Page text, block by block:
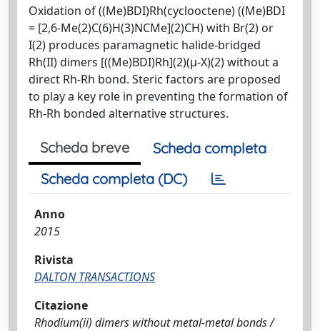
Oxidation of ((Me)BDI)Rh(cyclooctene) ((Me)BDI
= [2,6-Me(2)C(6)H(3)NCMe](2)CH) with Br(2) or
I(2) produces paramagnetic halide-bridged
Rh(II) dimers [((Me)BDI)Rh](2)(μ-X)(2) without a
direct Rh-Rh bond. Steric factors are proposed
to play a key role in preventing the formation of
Rh-Rh bonded alternative structures.
Scheda breve
Scheda completa
Scheda completa (DC)
Anno
2015
Rivista
DALTON TRANSACTIONS
Citazione
Rhodium(ii) dimers without metal-metal bonds /